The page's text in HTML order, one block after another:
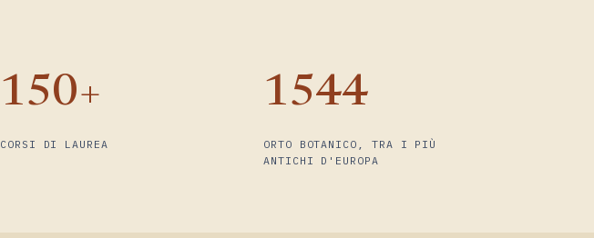
150+
CORSI DI LAUREA
1544
ORTO BOTANICO, TRA I PIÙ
ANTICHI D'EUROPA